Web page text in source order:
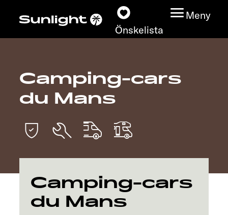
Önskelista
Meny
Modeller
Find din Sunlight
Upptäck
Camping-cars
du Mans
Camping-cars
du Mans